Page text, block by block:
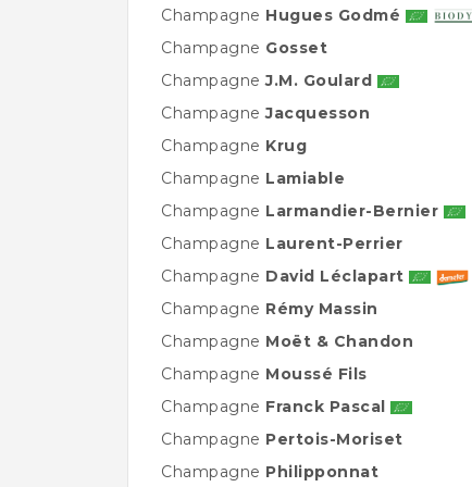
Champagne Hugues Godmé
Champagne Gosset
ChampagneJ.M. Goulard
ChampagneJacquesson
Champagne Krug
Champagne Lamiable
Champagne Larmandier-Bernier
Champagne Laurent-Perrier
Champagne David Léclapart
Champagne Rémy Massin
Champagne Moët & Chandon
Champagne Moussé Fils
Champagne Franck Pascal
Champagne Pertois-Moriset
Champagne Philipponnat